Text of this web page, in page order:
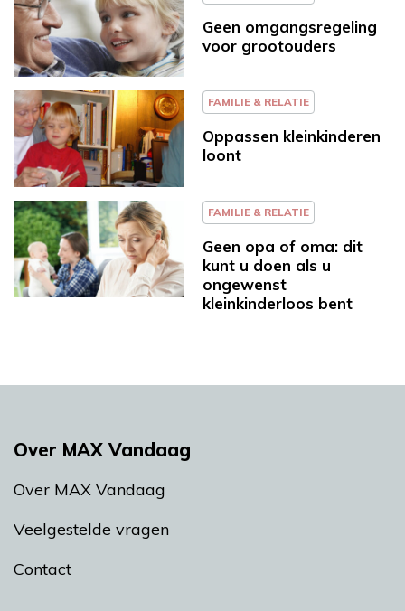
Geen omgangsregeling
voor grootouders
FAMILIE & RELATIE
Oppassen kleinkinderen
loont
FAMILIE & RELATIE
Geen opa of oma: dit
kunt u doen als u
ongewenst
kleinkinderloos bent
Over MAX Vandaag
Over MAX Vandaag
Veelgestelde vragen
Contact